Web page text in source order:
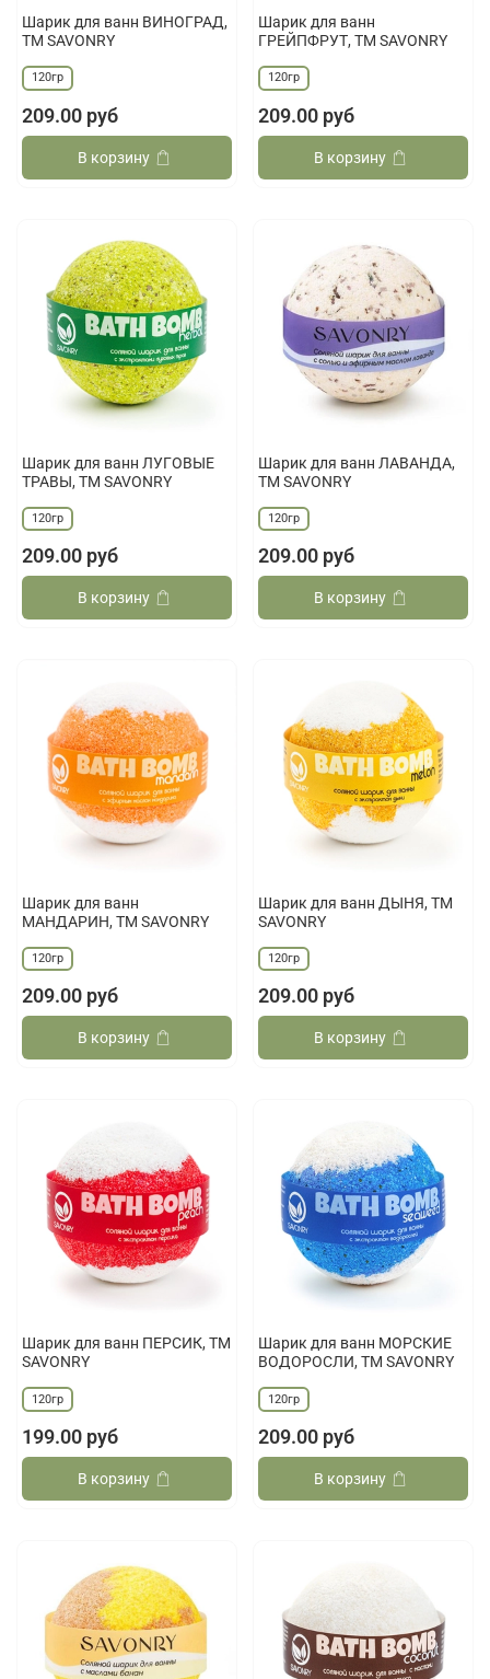
Шарик для ванн ВИНОГРАД,
ТМ SAVONRY
120гр
209.00 руб
В корзину
Шарик для ванн
ГРЕЙПФРУТ, ТМ SAVONRY
120гр
209.00 руб
В корзину
Шарик для ванн ЛУГОВЫЕ
ТРАВЫ, ТМ SAVONRY
120гр
209.00 руб
В корзину
Шарик для ванн ЛАВАНДА,
ТМ SAVONRY
120гр
209.00 руб
В корзину
Шарик для ванн
МАНДАРИН, ТМ SAVONRY
120гр
209.00 руб
В корзину
Шарик для ванн ДЫНЯ, ТМ
SAVONRY
120гр
209.00 руб
В корзину
Шарик для ванн ПЕРСИК, ТМ
SAVONRY
120гр
199.00 руб
В корзину
Шарик для ванн МОРСКИЕ
ВОДОРОСЛИ, ТМ SAVONRY
120гр
209.00 руб
В корзину